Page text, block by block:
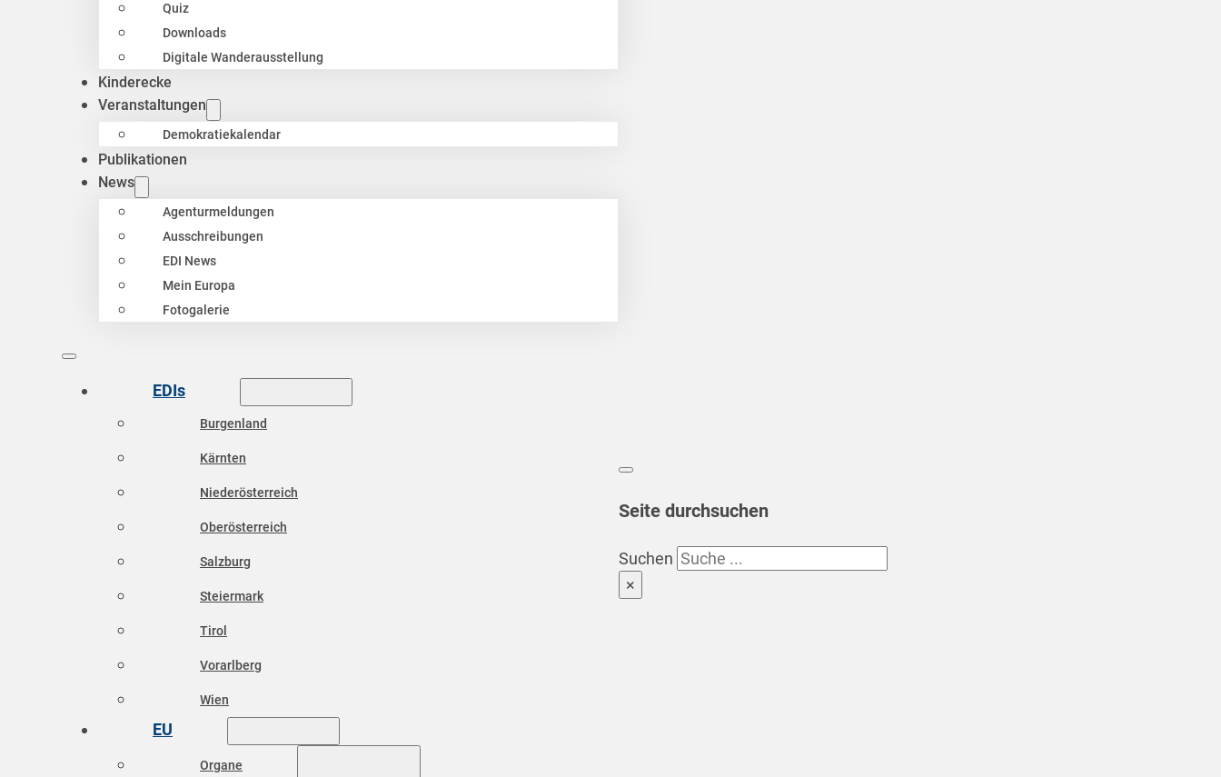
Quiz
Downloads
Digitale Wanderausstellung
Kinderecke
Veranstaltungen
Demokratiekalendar
Publikationen
News
Agenturmeldungen
Ausschreibungen
EDI News
Mein Europa
Fotogalerie
EDIs
Burgenland
Kärnten
Niederösterreich
Oberösterreich
Salzburg
Steiermark
Tirol
Vorarlberg
Wien
EU
Organe
Seite durchsuchen
Suchen
×